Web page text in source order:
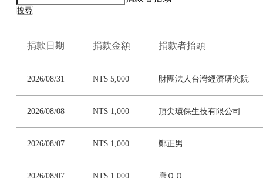
搜尋
捐款日期 捐款金額 捐款者抬頭
2026/08/31 NT$ 5,000 財團法人台灣經濟研究院
2026/08/08 NT$ 1,000 頂尖環保生技有限公司
2026/08/07 NT$ 1,000 鄭正男
2026/08/07 NT$ 1,000 唐ＯＯ